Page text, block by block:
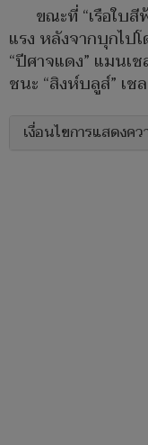
ขณะที่ “เรือใบ
แรง หลังจากบุกไป
“ปีศาจแดง” แมนเ
ชนะ “สิงห์บลูส์” เช
เงื่อนไขการแสดงค